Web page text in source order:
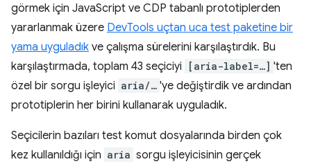
görmek için JavaScript ve CDP tabanlı prototiplerden
yararlanmak üzere DevTools uçtan uca test paketine bir
yama uyguladık ve çalışma sürelerini karşılaştırdık. Bu
karşılaştırmada, toplam 43 seçiciyi
[aria-label=…] 'ten
özel bir sorgu işleyici aria/… 'ye değiştirdik ve ardından
prototiplerin her birini kullanarak uyguladık.
Seçicilerin bazıları test komut dosyalarında birden çok
kez kullanıldığı için aria sorgu işleyicisinin gerçek